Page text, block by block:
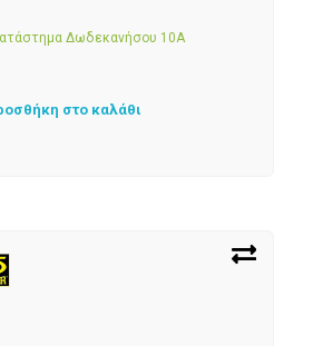
Δωδεκανήσου 10Α
στο καλάθι